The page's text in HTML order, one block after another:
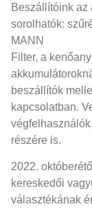
Beszállítóink az
sorolhatók:
MANN
Filter, a
beszállítók
kapcsolatban.
részére is.
2022.
kereskedői
választékának